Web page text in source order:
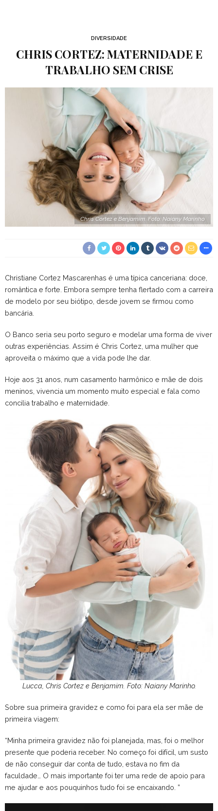
DIVERSIDADE
CHRIS CORTEZ: MATERNIDADE E
TRABALHO SEM CRISE
Chris Cortez e Benjamim. Foto: Naiany Marinho
Christiane Cortez Mascarenhas é uma típica canceriana: doce,
romântica e forte. Embora sempre tenha flertado com a carreira
de modelo por seu biótipo, desde jovem se firmou como
bancária.
O Banco seria seu porto seguro e modelar uma forma de viver
outras experiências. Assim é Chris Cortez, uma mulher que
aproveita o máximo que a vida pode lhe dar.
Hoje aos 31 anos, num casamento harmônico e mãe de dois
meninos, vivencia um momento muito especial e fala como
concilia trabalho e maternidade.
Lucca, Chris Cortez e Benjamim. Foto: Naiany Marinho.
Sobre sua primeira gravidez e como foi para ela ser mãe de
primeira viagem:
“Minha primeira gravidez não foi planejada, mas, foi o melhor
presente que poderia receber. No começo foi difícil, um susto
de não conseguir dar conta de tudo, estava no fim da
faculdade… O mais importante foi ter uma rede de apoio para
me ajudar e aos pouquinhos tudo foi se encaixando. ”